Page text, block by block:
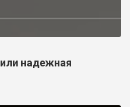
надежная